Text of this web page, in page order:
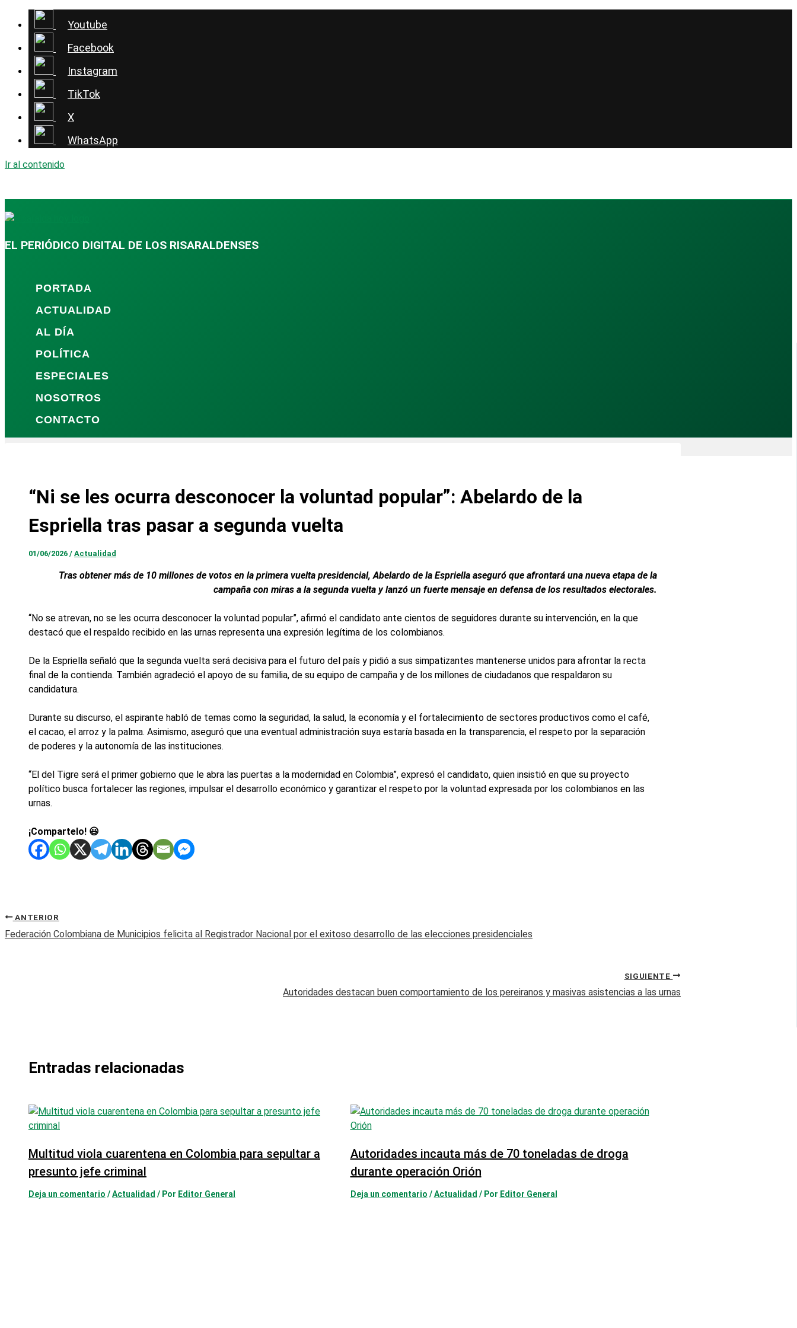
Youtube
Facebook
Instagram
TikTok
X
WhatsApp
Ir al contenido
EL PERIÓDICO DIGITAL DE LOS RISARALDENSES
PORTADA
ACTUALIDAD
AL DÍA
POLÍTICA
ESPECIALES
NOSOTROS
CONTACTO
“Ni se les ocurra desconocer la voluntad popular”: Abelardo de la
Espriella tras pasar a segunda vuelta
01/06/2026 / Actualidad
Tras obtener más de 10 millones de votos en la primera vuelta presidencial, Abelardo de la Espriella aseguró que afrontará una nueva etapa de la
campaña con miras a la segunda vuelta y lanzó un fuerte mensaje en defensa de los resultados electorales.
“No se atrevan, no se les ocurra desconocer la voluntad popular”, afirmó el candidato ante cientos de seguidores durante su intervención, en la que
destacó que el respaldo recibido en las urnas representa una expresión legítima de los colombianos.
De la Espriella señaló que la segunda vuelta será decisiva para el futuro del país y pidió a sus simpatizantes mantenerse unidos para afrontar la recta
final de la contienda. También agradeció el apoyo de su familia, de su equipo de campaña y de los millones de ciudadanos que respaldaron su
candidatura.
Durante su discurso, el aspirante habló de temas como la seguridad, la salud, la economía y el fortalecimiento de sectores productivos como el café,
el cacao, el arroz y la palma. Asimismo, aseguró que una eventual administración suya estaría basada en la transparencia, el respeto por la separación
de poderes y la autonomía de las instituciones.
“El del Tigre será el primer gobierno que le abra las puertas a la modernidad en Colombia”, expresó el candidato, quien insistió en que su proyecto
político busca fortalecer las regiones, impulsar el desarrollo económico y garantizar el respeto por la voluntad expresada por los colombianos en las
urnas.
¡Compartelo! 😃
ANTERIOR
Federación Colombiana de Municipios felicita al Registrador Nacional por el exitoso desarrollo de las elecciones presidenciales
SIGUIENTE
Autoridades destacan buen comportamiento de los pereiranos y masivas asistencias a las urnas
Entradas relacionadas
Multitud viola cuarentena en Colombia para sepultar a
presunto jefe criminal
Deja un comentario /Actualidad / Por Editor General
Autoridades incauta más de 70 toneladas de droga
durante operación Orión
Deja un comentario /Actualidad / Por Editor General